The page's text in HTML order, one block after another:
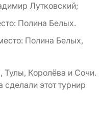
Лутковский;
Полина Белых.
Полина Белых,
Королёва и Сочи.
этот турнир